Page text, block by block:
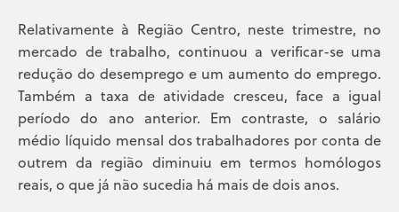
Relativamente à Região Centro, neste trimestre, no
mercado de trabalho, continuou a verificar-se uma
redução do desemprego e um aumento do emprego.
Também a taxa de atividade cresceu, face a igual
período do ano anterior. Em contraste, o salário
médio líquido mensal dos trabalhadores por conta de
outrem da região diminuiu em termos homólogos
reais, o que já não sucedia há mais de dois anos.